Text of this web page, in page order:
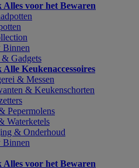
Alles voor het Bewaren
Binnen
Gadgets
Keukenaccessoires
& Messen
& Keukenschorten
Pepermolens
Waterketels
& Onderhoud
Binnen
Alles voor het Bewaren